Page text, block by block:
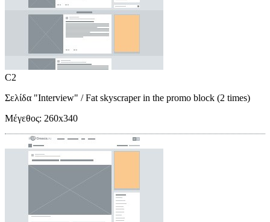
C2
Σελίδα "Interview" / Fat skyscraper in the promo block (2 times)
Μέγεθος: 260x340